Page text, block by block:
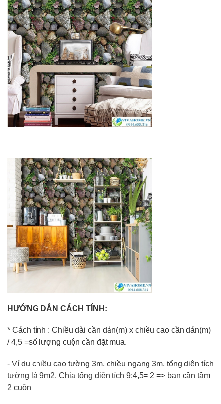
HƯỚNG DẪN CÁCH TÍNH:
* Cách tính : Chiều dài cần dán(m) x chiều cao cần dán(m)
/ 4,5 =số lượng cuộn cần đặt mua.
- Ví dụ chiều cao tường 3m, chiều ngang 3m, tổng diện tích
tường là 9m2. Chia tổng diện tích 9:4,5= 2 => bạn cần tầm
2 cuộn